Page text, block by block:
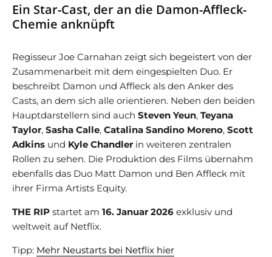
Ein Star-Cast, der an die Damon-Affleck-
Chemie anknüpft
Regisseur Joe Carnahan zeigt sich begeistert von der
Zusammenarbeit mit dem eingespielten Duo. Er
beschreibt Damon und Affleck als den Anker des
Casts, an dem sich alle orientieren. Neben den beiden
Hauptdarstellern sind auch Steven Yeun, Teyana
Taylor, Sasha Calle, Catalina Sandino Moreno, Scott
Adkins und Kyle Chandler in weiteren zentralen
Rollen zu sehen. Die Produktion des Films übernahm
ebenfalls das Duo Matt Damon und Ben Affleck mit
ihrer Firma Artists Equity.
THE RIP startet am 16. Januar 2026 exklusiv und
weltweit auf Netflix.
Tipp: Mehr Neustarts bei Netflix hier